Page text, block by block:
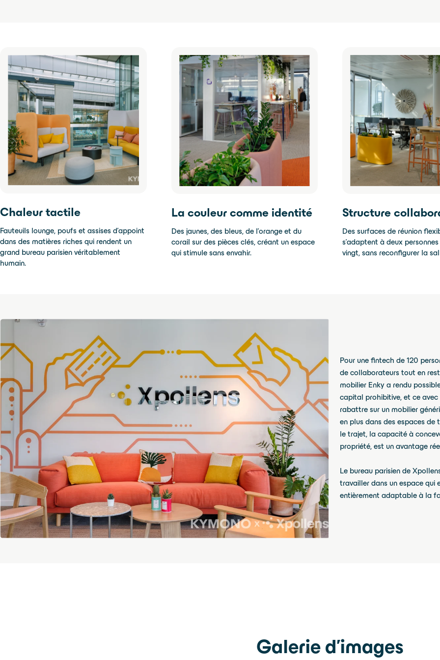
Chaleur tactile
Fauteuils lounge, poufs et assises d'appoint
dans des matières riches qui rendent un
grand bureau parisien véritablement
humain.
La couleur comme identité
Des jaunes, des bleus, de l'orange et du
corail sur des pièces clés, créant un espace
qui stimule sans envahir.
Structure
Des surfaces de réunion
s'adaptent à deux
vingt, sans reconfigurer la
Pour une fintech de 120
de collaborateurs tout en
mobilier Enky a rendu
capital prohibitive, et ce
rabattre sur un mobilier
en plus dans des espaces
le trajet, la capacité à
propriété, est un avantage
Le bureau parisien de
travailler dans un espace qui
entièrement adaptable à la
Galerie d'images